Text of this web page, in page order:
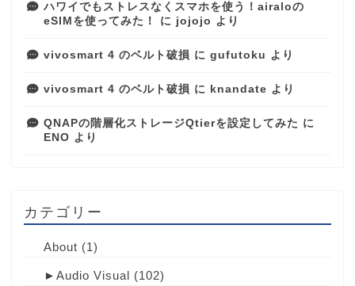
ハワイでもストレスなくスマホを使う！airaloの
eSIMを使ってみた！
に jojojo より
vivosmart 4 のベルト破損 に gufutoku より
vivosmart 4 のベルト破損 に knandate より
QNAPの階層化ストレージQtierを設定してみた に
ENO より
カテゴリー
About (1)
► Audio Visual (102)